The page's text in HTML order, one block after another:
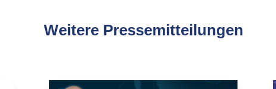
Weitere Pressemitteilungen